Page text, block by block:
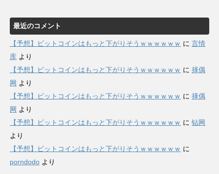
最近のコメント
【予想】ビットコインはもっと下がりそうｗｗｗｗｗｗ に 言情
库 より
【予想】ビットコインはもっと下がりそうｗｗｗｗｗｗ に 择偶
网 より
【予想】ビットコインはもっと下がりそうｗｗｗｗｗｗ に 择偶
网 より
【予想】ビットコインはもっと下がりそうｗｗｗｗｗｗ に 钻网
より
【予想】ビットコインはもっと下がりそうｗｗｗｗｗｗ に
porndodo より